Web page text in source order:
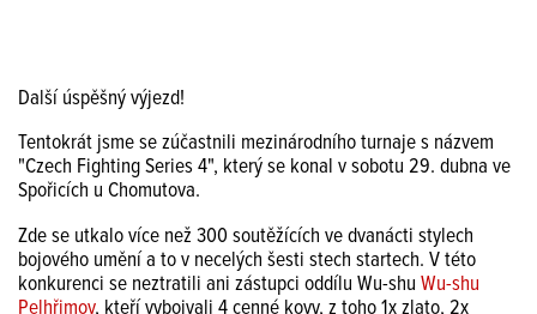
Další úspěšný výjezd!
Tentokrát jsme se zúčastnili mezinárodního turnaje s názvem
"Czech Fighting Series 4", který se konal v sobotu 29. dubna ve
Spořicích u Chomutova.
Zde se utkalo více než 300 soutěžících ve dvanácti stylech
bojového umění a to v necelých šesti stech startech. V této
konkurenci se neztratili ani zástupci oddílu Wu-shu Wu-shu
Pelhřimov, kteří vybojvali 4 cenné kovy, z toho 1x zlato, 2x